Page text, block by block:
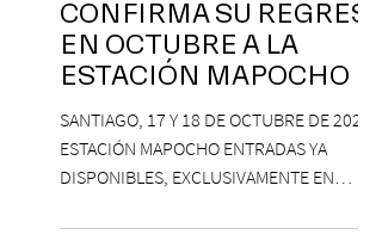
CONFIRMA SU REGRESO
EN OCTUBRE A LA
ESTACIÓN MAPOCHO
SANTIAGO, 17 Y 18 DE OCTUBRE DE 2026,
ESTACIÓN MAPOCHO ENTRADAS YA
DISPONIBLES, EXCLUSIVAMENTE EN
con una edición renovada que reunirá